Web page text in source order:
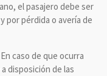
el pasajero debe ser
por pérdida o avería de
caso de que ocurra
disposición de las